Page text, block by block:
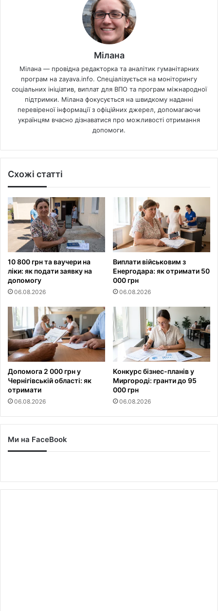
Мілана
Мілана — провідна редакторка та аналітик гуманітарних
програм на zayava.info. Спеціалізується на моніторингу
соціальних ініціатив, виплат для ВПО та програм міжнародної
підтримки. Мілана фокусується на швидкому наданні
перевіреної інформації з офіційних джерел, допомагаючи
українцям вчасно дізнаватися про можливості отримання
допомоги.
Схожі статті
10 800 грн та ваучери на
ліки: як подати заявку на
допомогу
06.08.2026
Виплати військовим з
Енергодара: як отримати 50
000 грн
06.08.2026
Допомога 2 000 грн у
Чернігівській області: як
отримати
06.08.2026
Конкурс бізнес-планів у
Миргороді: гранти до 95
000 грн
06.08.2026
Ми на FaceBook